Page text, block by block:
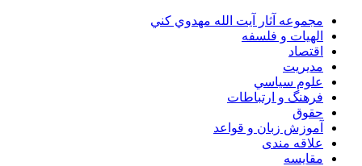
مجموعه آثار آيت الله مهدوي كني
الهیات و فلسفه
اقتصاد
مديريت
علوم سياسي
فرهنگ و ارتباطات
حقوق
آموزش زبان و قواعد
علاقه مندی
مقایسه